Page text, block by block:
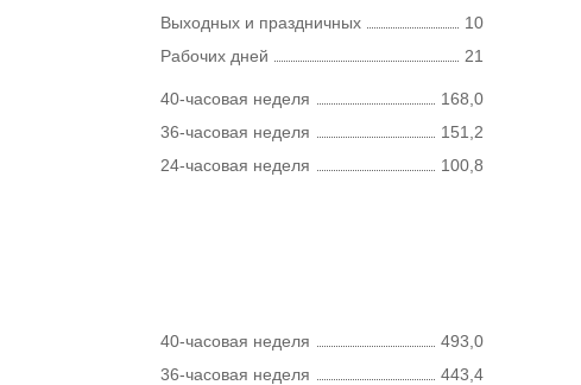
Выходных и праздничных
10
Рабочих дней
21
40-часовая неделя
168,0
36-часовая неделя
151,2
24-часовая неделя
100,8
40-часовая неделя
493,0
36-часовая неделя
443,4